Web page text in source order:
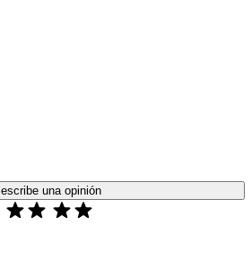
escribe una opinión